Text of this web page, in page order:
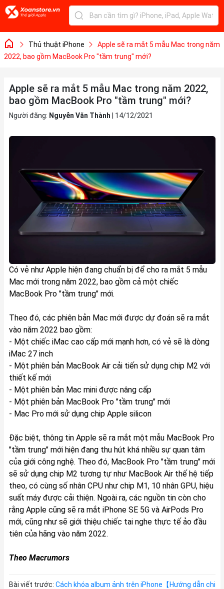
Thủ thuật iPhone
Apple sẽ ra mắt 5 mẫu Mac trong năm
2022, bao gồm MacBook Pro "tầm trung" mới?
Apple sẽ ra mắt 5 mẫu Mac trong năm 2022,
bao gồm MacBook Pro "tầm trung" mới?
Người đăng: Nguyễn Văn Thành 14/12/2021
Có vẻ như Apple hiện đang chuẩn bị để cho ra mắt 5 mẫu
Mac mới trong năm 2022, bao gồm cả một chiếc
MacBook Pro "tầm trung" mới.
Theo đó, các phiên bản Mac mới được dự đoán sẽ ra mắt
vào năm 2022 bao gồm:
- Một chiếc iMac cao cấp mới mạnh hơn, có vẻ sẽ là dòng
iMac 27 inch
- Một phiên bản MacBook Air cải tiến sử dụng chip M2 với
thiết kế mới
- Một phiên bản Mac mini được nâng cấp
- Một phiên bản MacBook Pro "tầm trung" mới
- Mac Pro mới sử dụng chip Apple silicon
Đặc biệt, thông tin Apple sẽ ra mắt một mẫu MacBook Pro
"tầm trung" mới hiện đang thu hút khá nhiều sự quan tâm
của giới công nghệ. Theo đó, MacBook Pro "tầm trung" mới
sẽ sử dụng chip ‌M2‌ tương tự như ‌MacBook Air‌ thế hệ tiếp
theo, có cùng số nhân CPU như chip M1, 10 nhân GPU, hiệu
suất máy được cải thiện. Ngoài ra, các nguồn tin còn cho
rằng Apple cũng sẽ ra mắt iPhone SE 5G và AirPods Pro
mới, cũng như sẽ giới thiệu chiếc tai nghe thực tế ảo đầu
tiên của hãng vào năm 2022.
Theo Macrumors
Bài viết trước: Cách khóa album ảnh trên iPhone【Hướng dẫn chi